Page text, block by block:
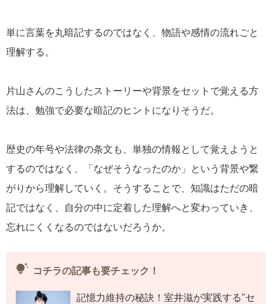
単に言葉を丸暗記するのではなく、物語や感情の流れごと
理解する。
片山さんのこうしたストーリーや背景をセットで覚える方
法は、勉強で必要な暗記のヒントになりそうだ。
歴史の年号や法律の条文も、単独の情報として覚えようと
するのではなく、「なぜそうなったのか」という背景や繋
がりから理解していく。そうすることで、知識はただの暗
記ではなく、自分の中に定着した理解へと変わっていき、
忘れにくくなるのではないだろうか。
tips_and_updates コチラの記事も要チェック！
記憶力維持の秘訣！室井滋が実践する"セ